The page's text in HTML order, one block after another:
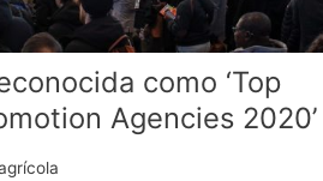
como ‘Top
Agencies 2020’